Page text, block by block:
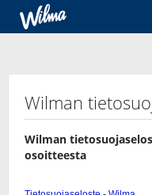
Wilman
Wilman
osoitteesta